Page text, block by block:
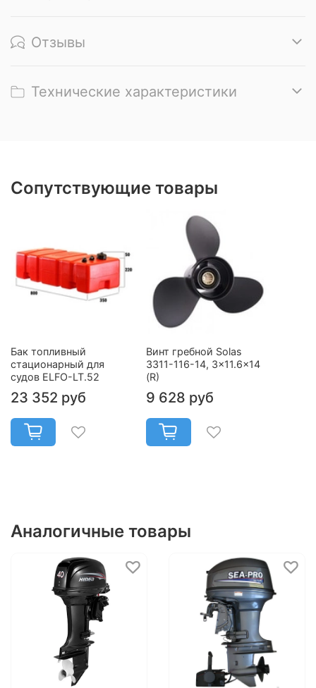
Отзывы
Технические характеристики
Сопутствующие товары
Бак топливный
стационарный для
судов ELFO-LT.52
23 352 руб
Винт гребной Solas
3311-116-14, 3x11.6x14
(R)
9 628 руб
Аналогичные товары